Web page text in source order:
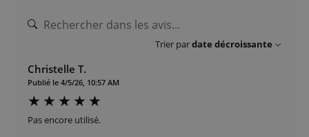
Trier pardate décroissante
Christelle T.
Publié le 4/5/26, 10:57 AM
Pas encore utilisé.